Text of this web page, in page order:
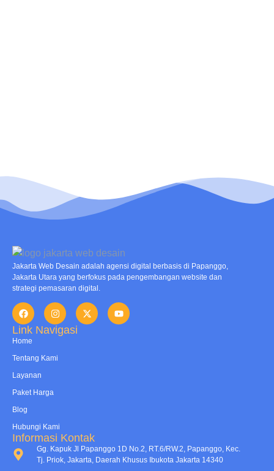
Jakarta Web Desain adalah agensi digital berbasis di Papanggo,
Jakarta Utara yang berfokus pada pengembangan website dan
strategi pemasaran digital.
Link Navigasi
Home
Tentang Kami
Layanan
Paket Harga
Blog
Hubungi Kami
Informasi Kontak
Gg. Kapuk Jl Papanggo 1D No.2, RT.6/RW.2, Papanggo, Kec.
Tj. Priok, Jakarta, Daerah Khusus Ibukota Jakarta 14340